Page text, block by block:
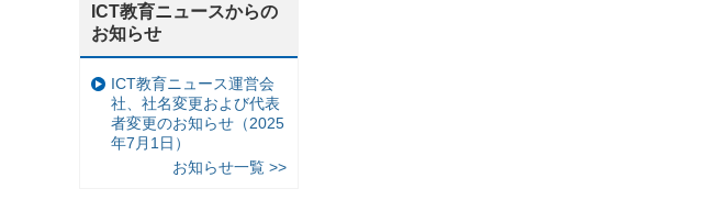
ICT教育ニュースからの
お知らせ
ICT教育ニュース運営会
社、社名変更および代表
者変更のお知らせ（2025
年7月1日）
お知らせ一覧 >>